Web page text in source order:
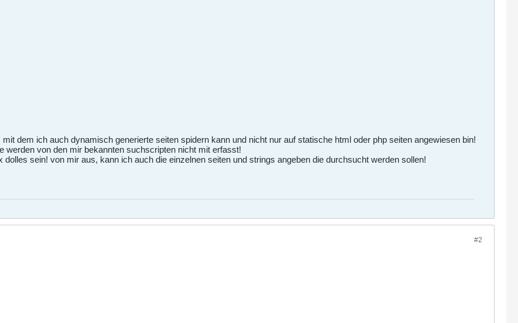
dem ich auch dynamisch generierte seiten spidern kann und nicht nur auf statische html oder php seiten angewiesen bin!
werden von den mir bekannten suchscripten nicht mit erfasst!
sein! von mir aus, kann ich auch die einzelnen seiten und strings angeben die durchsucht werden sollen!
#2